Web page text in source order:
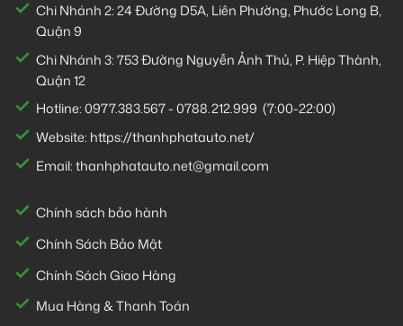
Chi Nhánh 2:24 Đường D5A, Liên Phường, Phước Long B,
Quận 9
Chi Nhánh 3:753 Đường Nguyễn Ảnh Thủ, P. Hiệp Thành,
Quận 12
Hotline:0977.383.567-0788.212.999 (7:00-22:00)
Website: https://thanhphatauto.net/
Email:thanhphatauto.net@gmail.com
Chính sách bảo hành
Chính Sách Bảo Mật
Chính Sách Giao Hàng
Mua Hàng & Thanh Toán